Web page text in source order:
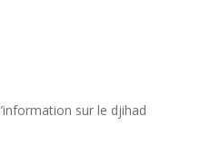
sur le djihad